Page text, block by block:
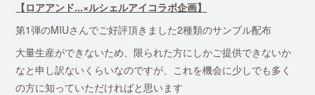
【ロアアンド...×ルシェルアイコラボ企画】
第1弾のMIUさんでご好評頂きました2種類のサンプル配布
大量生産ができないため、限られた方にしかご提供できないか
なと申し訳ないくらいなのですが、これを機会に少しでも多く
の方に知っていただければと思います